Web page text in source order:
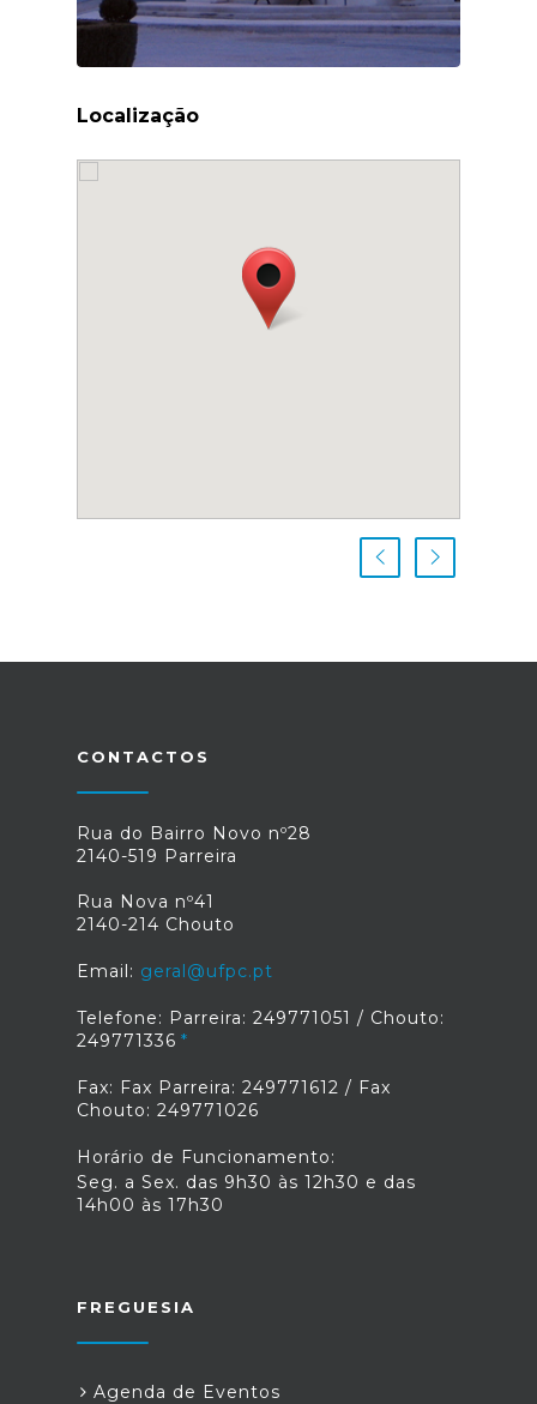
Localização
CONTACTOS
Rua do Bairro Novo nº28
2140-519 Parreira
Rua Nova nº41
2140-214 Chouto
Email: geral@ufpc.pt
Telefone: Parreira: 249771051 / Chouto:
249771336
Fax: Fax Parreira: 249771612 / Fax
Chouto: 249771026
Horário de Funcionamento:
Seg. a Sex. das 9h30 às 12h30 e das
14h00 às 17h30
FREGUESIA
Agenda de Eventos